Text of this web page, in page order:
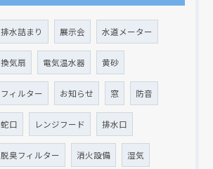
排水詰まり 展示会 水道メーター
換気扇 電気温水器 黄砂
フィルター お知らせ 窓 防音
蛇口 レンジフード 排水口
脱臭フィルター 消火設備 湿気